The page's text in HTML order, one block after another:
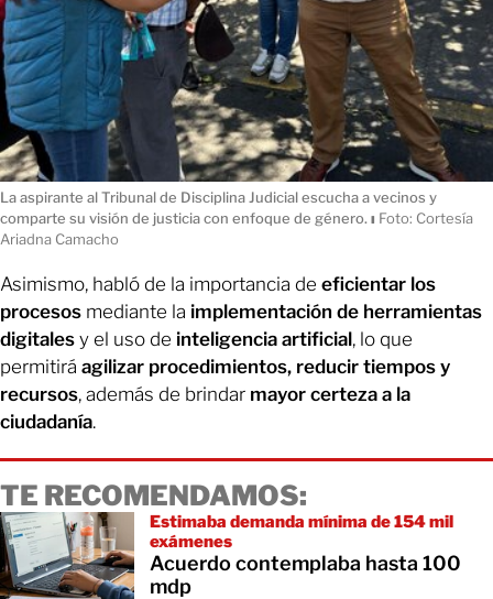
La aspirante al Tribunal de Disciplina Judicial escucha a vecinos y
comparte su visión de justicia con enfoque de género. ı Foto: Cortesía
Ariadna Camacho
Asimismo, habló de la importancia de eficientar los
procesos mediante la implementación de herramientas
digitales y el uso de inteligencia artificial, lo que
permitirá agilizar procedimientos, reducir tiempos y
recursos, además de brindar mayor certeza a la
ciudadanía.
TE RECOMENDAMOS:
Estimaba demanda mínima de 154 mil
exámenes
Acuerdo contemplaba hasta 100
mdp